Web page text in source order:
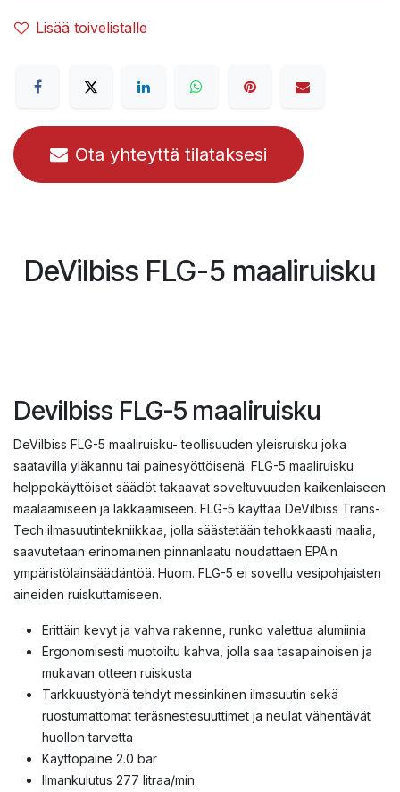
Lisää toivelistalle
Ota yhteyttä tilataksesi
DeVilbiss FLG-5 maaliruisku
Devilbiss FLG-5 maaliruisku
DeVilbiss FLG-5 maaliruisku- teollisuuden yleisruisku joka
saatavilla yläkannu tai painesyöttöisenä. FLG-5 maaliruisku
helppokäyttöiset säädöt takaavat soveltuvuuden kaikenlaiseen
maalaamiseen ja lakkaamiseen. FLG-5 käyttää DeVilbiss Trans-
Tech ilmasuutintekniikkaa, jolla säästetään tehokkaasti maalia,
saavutetaan erinomainen pinnanlaatu noudattaen EPA:n
ympäristölainsäädäntöä. Huom. FLG-5 ei sovellu vesipohjaisten
aineiden ruiskuttamiseen.
Erittäin kevyt ja vahva rakenne, runko valettua alumiinia
Ergonomisesti muotoiltu kahva, jolla saa tasapainoisen ja
mukavan otteen ruiskusta
Tarkkuustyönä tehdyt messinkinen ilmasuutin sekä
ruostumattomat teräsnestesuuttimet ja neulat vähentävät
huollon tarvetta
Käyttöpaine 2.0 bar
Ilmankulutus 277 litraa/min